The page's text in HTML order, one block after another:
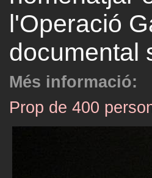
l'Operació
documental
Més informació:
Prop de 400